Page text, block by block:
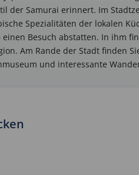
der Samurai erinnert. Im
Spezialitäten der lokalen
Besuch abstatten. In ihm
Am Rande der Stadt finden
und interessante